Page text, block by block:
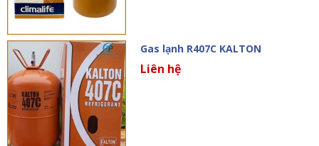
Gas lạnh R407C KALTON
Liên hệ